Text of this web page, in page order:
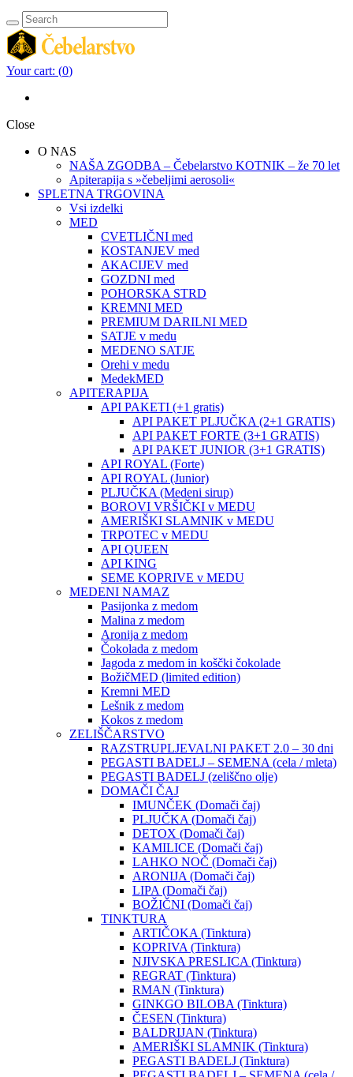
Your cart: (0)
Close
O NAS
NAŠA ZGODBA – Čebelarstvo KOTNIK – že 70 let
Apiterapija s »čebeljimi aerosoli«
SPLETNA TRGOVINA
Vsi izdelki
MED
CVETLIČNI med
KOSTANJEV med
AKACIJEV med
GOZDNI med
POHORSKA STRD
KREMNI MED
PREMIUM DARILNI MED
SATJE v medu
MEDENO SATJE
Orehi v medu
MedekMED
APITERAPIJA
API PAKETI (+1 gratis)
API PAKET PLJUČKA (2+1 GRATIS)
API PAKET FORTE (3+1 GRATIS)
API PAKET JUNIOR (3+1 GRATIS)
API ROYAL (Forte)
API ROYAL (Junior)
PLJUČKA (Medeni sirup)
BOROVI VRŠIČKI v MEDU
AMERIŠKI SLAMNIK v MEDU
TRPOTEC v MEDU
API QUEEN
API KING
SEME KOPRIVE v MEDU
MEDENI NAMAZ
Pasijonka z medom
Malina z medom
Aronija z medom
Čokolada z medom
Jagoda z medom in koščki čokolade
BožičMED (limited edition)
Kremni MED
Lešnik z medom
Kokos z medom
ZELIŠČARSTVO
RAZSTRUPLJEVALNI PAKET 2.0 – 30 dni
PEGASTI BADELJ – SEMENA (cela / mleta)
PEGASTI BADELJ (zeliščno olje)
DOMAČI ČAJ
IMUNČEK (Domači čaj)
PLJUČKA (Domači čaj)
DETOX (Domači čaj)
KAMILICE (Domači čaj)
LAHKO NOČ (Domači čaj)
ARONIJA (Domači čaj)
LIPA (Domači čaj)
BOŽIČNI (Domači čaj)
TINKTURA
ARTIČOKA (Tinktura)
KOPRIVA (Tinktura)
NJIVSKA PRESLICA (Tinktura)
REGRAT (Tinktura)
RMAN (Tinktura)
GINKGO BILOBA (Tinktura)
ČESEN (Tinktura)
BALDRIJAN (Tinktura)
AMERIŠKI SLAMNIK (Tinktura)
PEGASTI BADELJ (Tinktura)